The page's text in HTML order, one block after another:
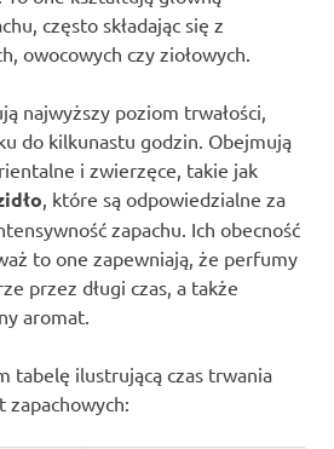
często składając się z
owocowych czy ziołowych.
najwyższy poziom trwałości,
do kilkunastu godzin. Obejmują
i zwierzęce, takie jak
, które są odpowiedzialne za
zapachu. Ich obecność
to one zapewniają, że perfumy
przez długi czas, a także
aromat.
tabelę ilustrującą czas trwania
zapachowych: